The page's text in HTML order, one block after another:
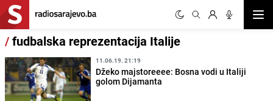
/fudbalska reprezentacija Italije
11.06.19. 21:19
Džeko majstoreeee: Bosna vodi u Italiji
golom Dijamanta